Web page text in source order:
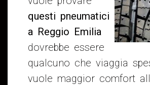
questi pneumatici
a Reggio Emilia
dovrebbe essere
qualcuno che viaggia
vuole maggior comfort